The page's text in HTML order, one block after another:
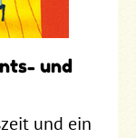
und
und ein